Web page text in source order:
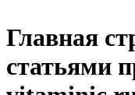
Главная
статьями